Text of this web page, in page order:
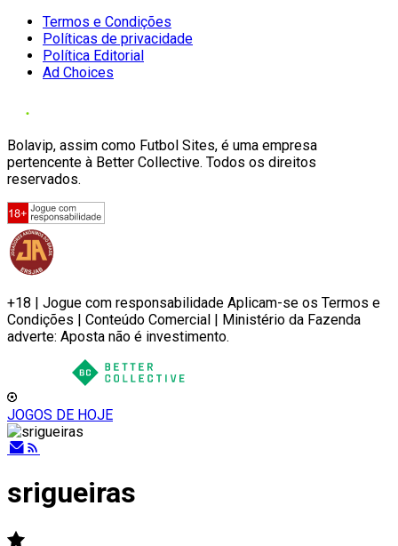
Termos e Condições
Políticas de privacidade
Política Editorial
Ad Choices
Bolavip, assim como Futbol Sites, é uma empresa
pertencente à Better Collective. Todos os direitos
reservados.
+18 | Jogue com responsabilidade Aplicam-se os Termos e
Condições | Conteúdo Comercial | Ministério da Fazenda
adverte: Aposta não é investimento.
JOGOS DE HOJE
srigueiras